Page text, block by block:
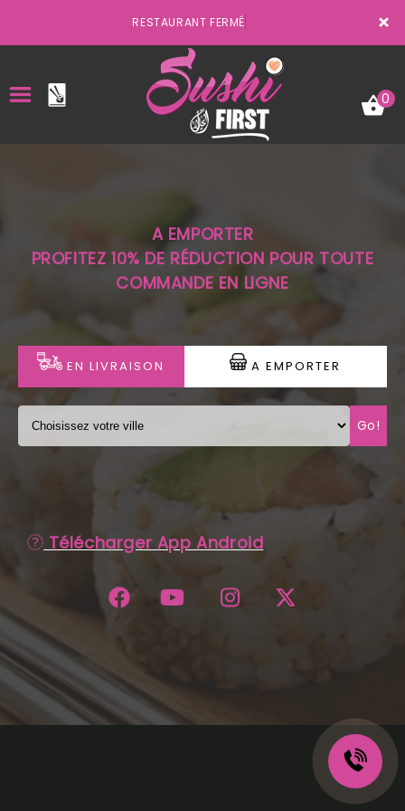
×
RESTAURANT FERMÉ
LA CARTE
VOTRE COMPTE
NOTRE RESTAURANT
VOS AVIS
MENTIONS LÉGALES
C.G.V
0
A EMPORTER
PROFITEZ 10% DE RÉDUCTION POUR TOUTE
COMMANDE EN LIGNE
EN LIVRAISON A EMPORTER
Go!
Télécharger App Android